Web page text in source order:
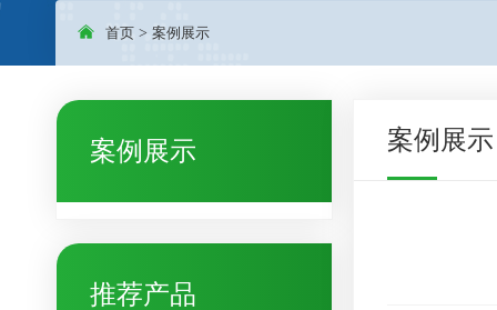
首页 > 案例展示
案例展示
推荐产品
案例展示